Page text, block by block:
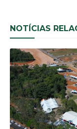
NOTÍCIAS